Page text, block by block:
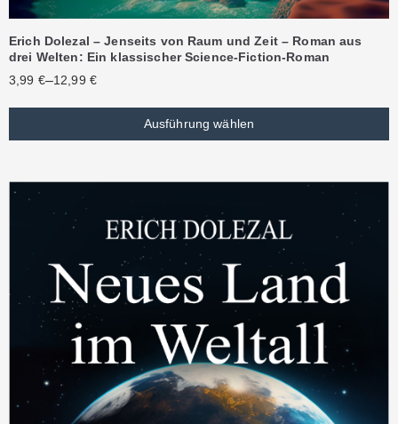
Erich Dolezal – Jenseits von Raum und Zeit – Roman aus
drei Welten: Ein klassischer Science-Fiction-Roman
3,99 €–12,99 €
Ausführung wählen